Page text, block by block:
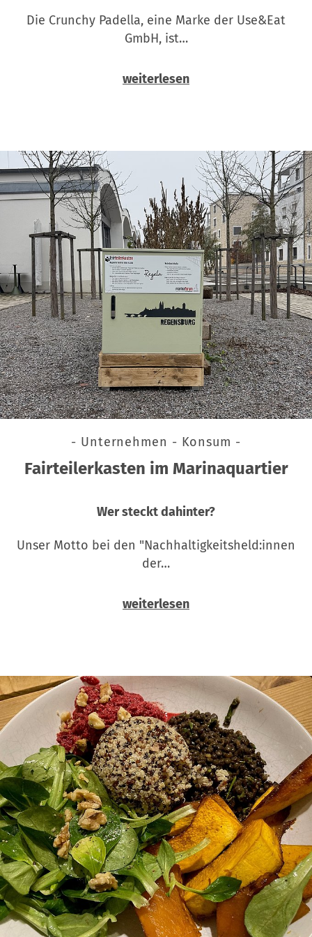
Die Crunchy Padella, eine Marke der Use&Eat
GmbH, ist…
weiterlesen
- Unternehmen - Konsum -
Fairteilerkasten im Marinaquartier
Wer steckt dahinter?
Unser Motto bei den "Nachhaltigkeitsheld:innen
der…
weiterlesen